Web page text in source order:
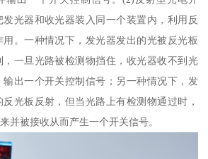
光器和收光器装入同一个装置内，利用反
。一种情况下，发光器发出的光被反光板
一旦光路被检测物挡住，收光器收不到光
出一个开关控制信号；另一种情况下，发
光板反射，但当光路上有检测物通过时，
并被接收从而产生一个开关信号。